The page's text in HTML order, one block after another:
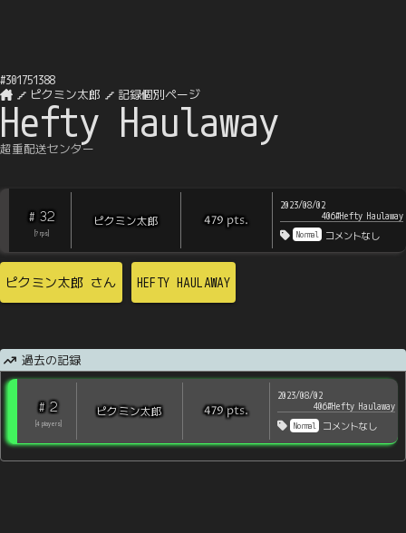
#301751388
ピクミン太郎
記録個別ページ
Hefty Haulaway
超重配送センター
# 32
? rps]
ピクミン太郎 479 pts.
2023/08/02
406#Hefty Haulaway
Normal コメントなし
ピクミン太郎 さん HEFTY HAULAWAY
過去の記録
# 2
4 players
ピクミン太郎 479pts.
2023/08/02
406#Hefty Haulaway
Normal コメントなし